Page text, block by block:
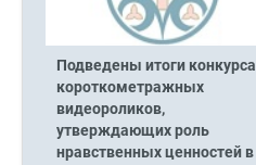
Подведены итоги конкурса
короткометражных
видеороликов,
утверждающих роль
нравственных ценностей в